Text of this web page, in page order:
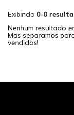
Exibindo 0-0
Nenhum resultado
Mas separamos
vendidos!